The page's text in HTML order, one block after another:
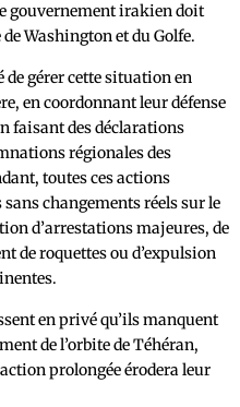
gouvernement irakien doit
Washington et du Golfe.
gérer cette situation en
en coordonnant leur défense
faisant des déclarations
régionales des
toutes ces actions
changements réels sur le
d’arrestations majeures, de
de roquettes ou d’expulsion
en privé qu’ils manquent
de l’orbite de Téhéran,
prolongée érodera leur